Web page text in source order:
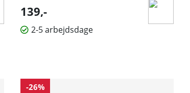
139,-
2-5 arbejdsdage
-26%